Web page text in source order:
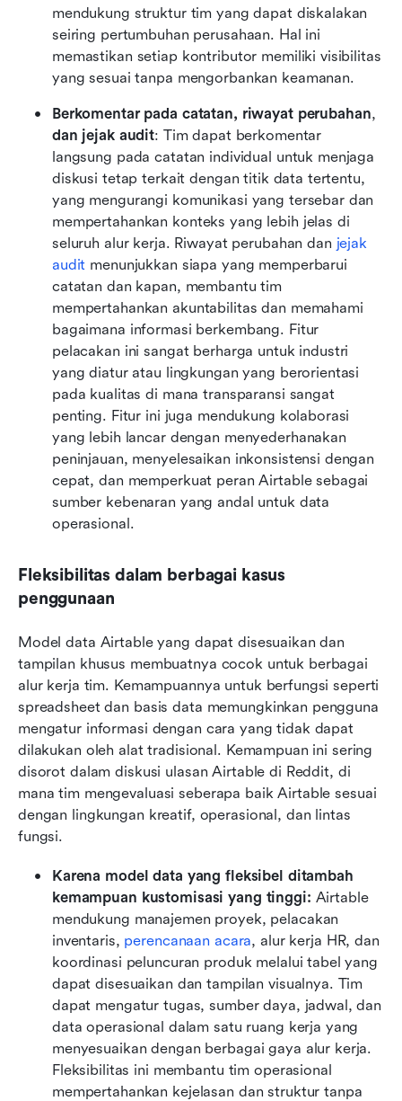
mendukung struktur tim yang dapat diskalakan
seiring pertumbuhan perusahaan. Hal ini
memastikan setiap kontributor memiliki visibilitas
yang sesuai tanpa mengorbankan keamanan.
Berkomentar pada catatan, riwayat perubahan,
dan jejak audit: Tim dapat berkomentar
langsung pada catatan individual untuk menjaga
diskusi tetap terkait dengan titik data tertentu,
yang mengurangi komunikasi yang tersebar dan
mempertahankan konteks yang lebih jelas di
seluruh alur kerja. Riwayat perubahan dan jejak
audit menunjukkan siapa yang memperbarui
catatan dan kapan, membantu tim
mempertahankan akuntabilitas dan memahami
bagaimana informasi berkembang. Fitur
pelacakan ini sangat berharga untuk industri
yang diatur atau lingkungan yang berorientasi
pada kualitas di mana transparansi sangat
penting. Fitur ini juga mendukung kolaborasi
yang lebih lancar dengan menyederhanakan
peninjauan, menyelesaikan inkonsistensi dengan
cepat, dan memperkuat peran Airtable sebagai
sumber kebenaran yang andal untuk data
operasional.
Fleksibilitas dalam berbagai kasus
penggunaan
Model data Airtable yang dapat disesuaikan dan
tampilan khusus membuatnya cocok untuk berbagai
alur kerja tim. Kemampuannya untuk berfungsi seperti
spreadsheet dan basis data memungkinkan pengguna
mengatur informasi dengan cara yang tidak dapat
dilakukan oleh alat tradisional. Kemampuan ini sering
disorot dalam diskusi ulasan Airtable di Reddit, di
mana tim mengevaluasi seberapa baik Airtable sesuai
dengan lingkungan kreatif, operasional, dan lintas
fungsi.
Karena model data yang fleksibel ditambah
kemampuan kustomisasi yang tinggi: Airtable
mendukung manajemen proyek, pelacakan
inventaris, perencanaan acara, alur kerja HR, dan
koordinasi peluncuran produk melalui tabel yang
dapat disesuaikan dan tampilan visualnya. Tim
dapat mengatur tugas, sumber daya, jadwal, dan
data operasional dalam satu ruang kerja yang
menyesuaikan dengan berbagai gaya alur kerja.
Fleksibilitas ini membantu tim operasional
mempertahankan kejelasan dan struktur tanpa